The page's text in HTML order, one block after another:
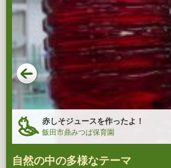
赤しそジュースを作ったよ！
飯田市鼎みつば保育園
自然の中の多様なテーマ